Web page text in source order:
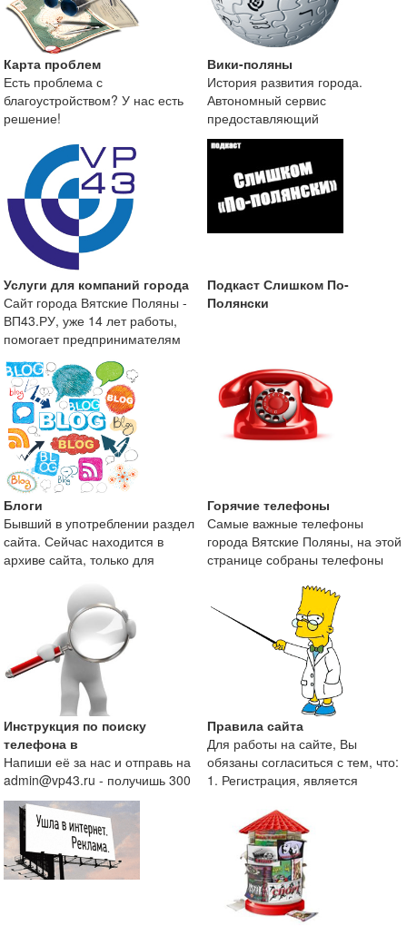
Карта проблем
Есть проблема с
благоустройством? У нас есть
решение!
Вики-поляны
История развития города.
Автономный сервис
предоставляющий
краеведческую информацию о
городе Вятские
Услуги для компаний города
Сайт города Вятские Поляны -
ВП43.РУ, уже 14 лет работы,
помогает предпринимателям
Подкаст Слишком По-
Полянски
Блоги
Бывший в употреблении раздел
сайта. Сейчас находится в
архиве сайта, только для
Горячие телефоны
Самые важные телефоны
города Вятские Поляны, на этой
странице собраны телефоны
Инструкция по поиску
телефона в
Напиши её за нас и отправь на
admin@vp43.ru - получишь 300
рублей.
Правила сайта
Для работы на сайте, Вы
обязаны согласиться с тем, что:
1. Регистрация, является